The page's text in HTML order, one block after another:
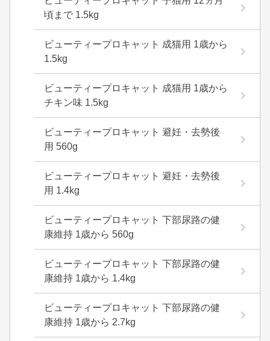
頃まで 1.5kg
ビューティープロキャット 成猫用 1歳から
1.5kg
ビューティープロキャット 成猫用 1歳から
チキン味 1.5kg
ビューティープロキャット 避妊・去勢後
用 560g
ビューティープロキャット 避妊・去勢後
用 1.4kg
ビューティープロキャット 下部尿路の健
康維持 1歳から 560g
ビューティープロキャット 下部尿路の健
康維持 1歳から 1.4kg
ビューティープロキャット 下部尿路の健
康維持 1歳から 2.7kg